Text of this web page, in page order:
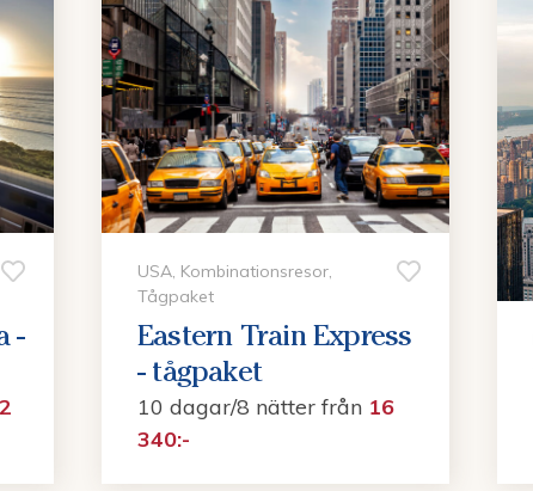
-
USA, Kombinationsresor,
Tågpaket
Eastern Train Express
- tågpaket
10 dagar/8 nätter från 16
340:-